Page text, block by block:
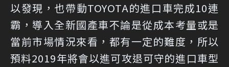
以發現，也帶動TOYOTA的進口車完成10連
霸，導入全新國產車不論是從成本考量或是
當前市場情況來看，都有一定的難度，所以
預料2019年將會以進可攻退可守的進口車型